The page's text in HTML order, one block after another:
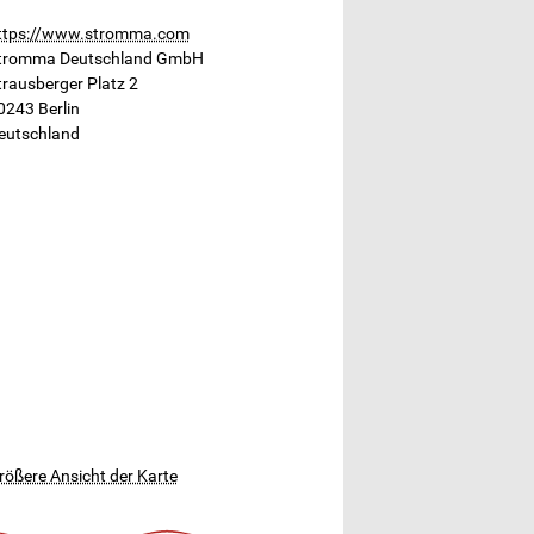
www.stromma.com
Deutschland GmbH
Platz 2
Berlin
Ansicht der Karte